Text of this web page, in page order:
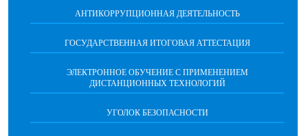
АНТИКОРРУПЦИОННАЯ ДЕЯТЕЛЬНОСТЬ
ГОСУДАРСТВЕННАЯ ИТОГОВАЯ АТТЕСТАЦИЯ
ЭЛЕКТРОННОЕ ОБУЧЕНИЕ С ПРИМЕНЕНИЕМ
ДИСТАНЦИОННЫХ ТЕХНОЛОГИЙ
УГОЛОК БЕЗОПАСНОСТИ